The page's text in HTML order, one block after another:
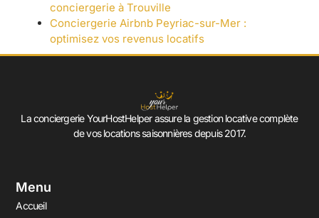
conciergerie à Trouville
Conciergerie Airbnb Peyriac-sur-Mer :
optimisez vos revenus locatifs
La conciergerie YourHostHelper assure la gestion locative complète
de vos locations saisonnières depuis 2017.
Menu
Accueil